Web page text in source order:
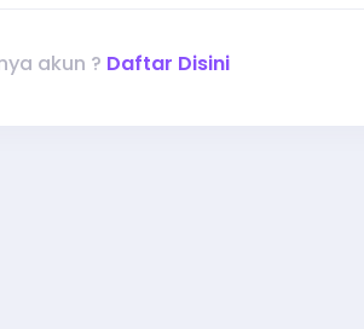
akun ? Daftar Disini